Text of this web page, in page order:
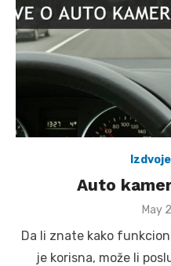
Auto
May
Da li znate kako
je korisna, može li